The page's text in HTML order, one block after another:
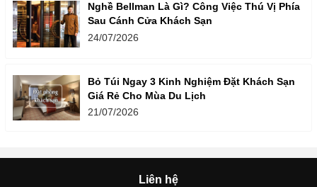
Nghề Bellman Là Gì? Công Việc Thú Vị Phía
Sau Cánh Cửa Khách Sạn
24/07/2026
Bỏ Túi Ngay 3 Kinh Nghiệm Đặt Khách Sạn
Giá Rẻ Cho Mùa Du Lịch
21/07/2026
Liên hệ